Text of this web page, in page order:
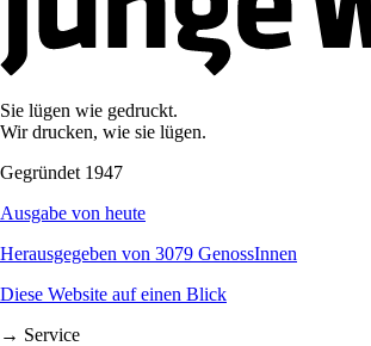
Sie lügen wie gedruckt.
Wir drucken, wie sie lügen.
Gegründet 1947
Ausgabe von heute
Herausgegeben von 3079 GenossInnen
Diese Website auf einen Blick
→ Service